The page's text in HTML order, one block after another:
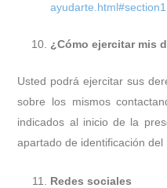
ayudarte.html#section1
¿Cómo ejercitar mis
Usted podrá ejercitar sus
sobre los mismos
indicados al inicio de la
apartado de identificación del
Redes sociales